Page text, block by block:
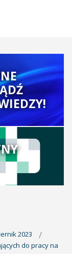
2023
do pracy na